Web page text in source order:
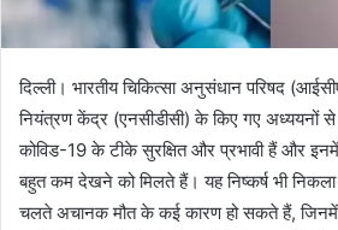
दिल्ली। भारतीय चिकित्सा अनुसंधान परिषद
नियंत्रण केंद्र (एनसीडीसी) के किए गए अध्ययनों से
कोविड-19 के टीके सुरक्षित और प्रभावी हैं और
बहुत कम देखने को मिलते हैं। यह निष्कर्ष भी
चलते अचानक मौत के कई कारण हो सकते हैं,